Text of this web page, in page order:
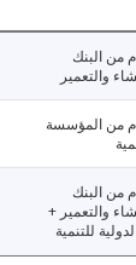
من البنك
والتعمير
من المؤسسة
من البنك
والتعمير +
للتنمية